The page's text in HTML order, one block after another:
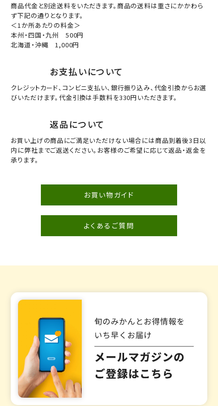
商品代金と別途送料をいただきます。商品の送料は重さにかかわら
ず下記の通りとなります。
＜1か所あたりの料金＞
本州・四国・九州 500円
北海道・沖縄 1,000円
お支払いについて
クレジットカード、コンビニ支払い、銀行振り込み、代金引換からお選
びいただけます。代金引換は手数料を330円いただきます。
返品について
お買い上げの商品にご満足いただけない場合には商品到着後3日以
内に弊社までご返送ください。お客様のご希望に応じて返品・返金を
承ります。
お買い物ガイド
よくあるご質問